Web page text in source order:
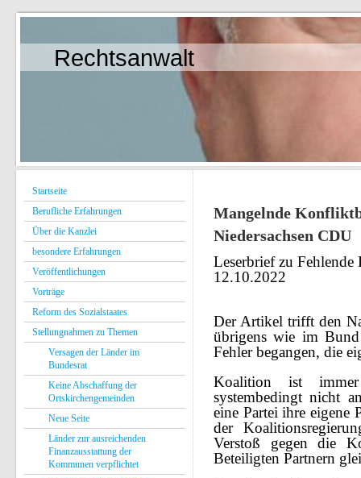
Rechtsanwalt
Startseite
Berufliche Erfahrungen
Über die Kanzlei
besondere Erfahrungen
Veröffentlichungen
Vorträge
Reform des Sozialstaates
Stellungnahmen zu Themen
Versagen der Länder im
Bundesrat
Keine Abschaffung der
Ortskirchengemeinden
Neue Seite
Länder zur ausreichenden
Finanzausstattung der
Kommunen verpflichtet
Mangelnde
Niedersachsen CDU
Leserbrief zu
12.10.2022
Der Artikel trifft den
übrigens wie im
Fehler begangen, die
Koalition ist
systembedingt nicht
eine Partei ihre eigene
der
Verstoß gegen die
Beteiligten Partnern